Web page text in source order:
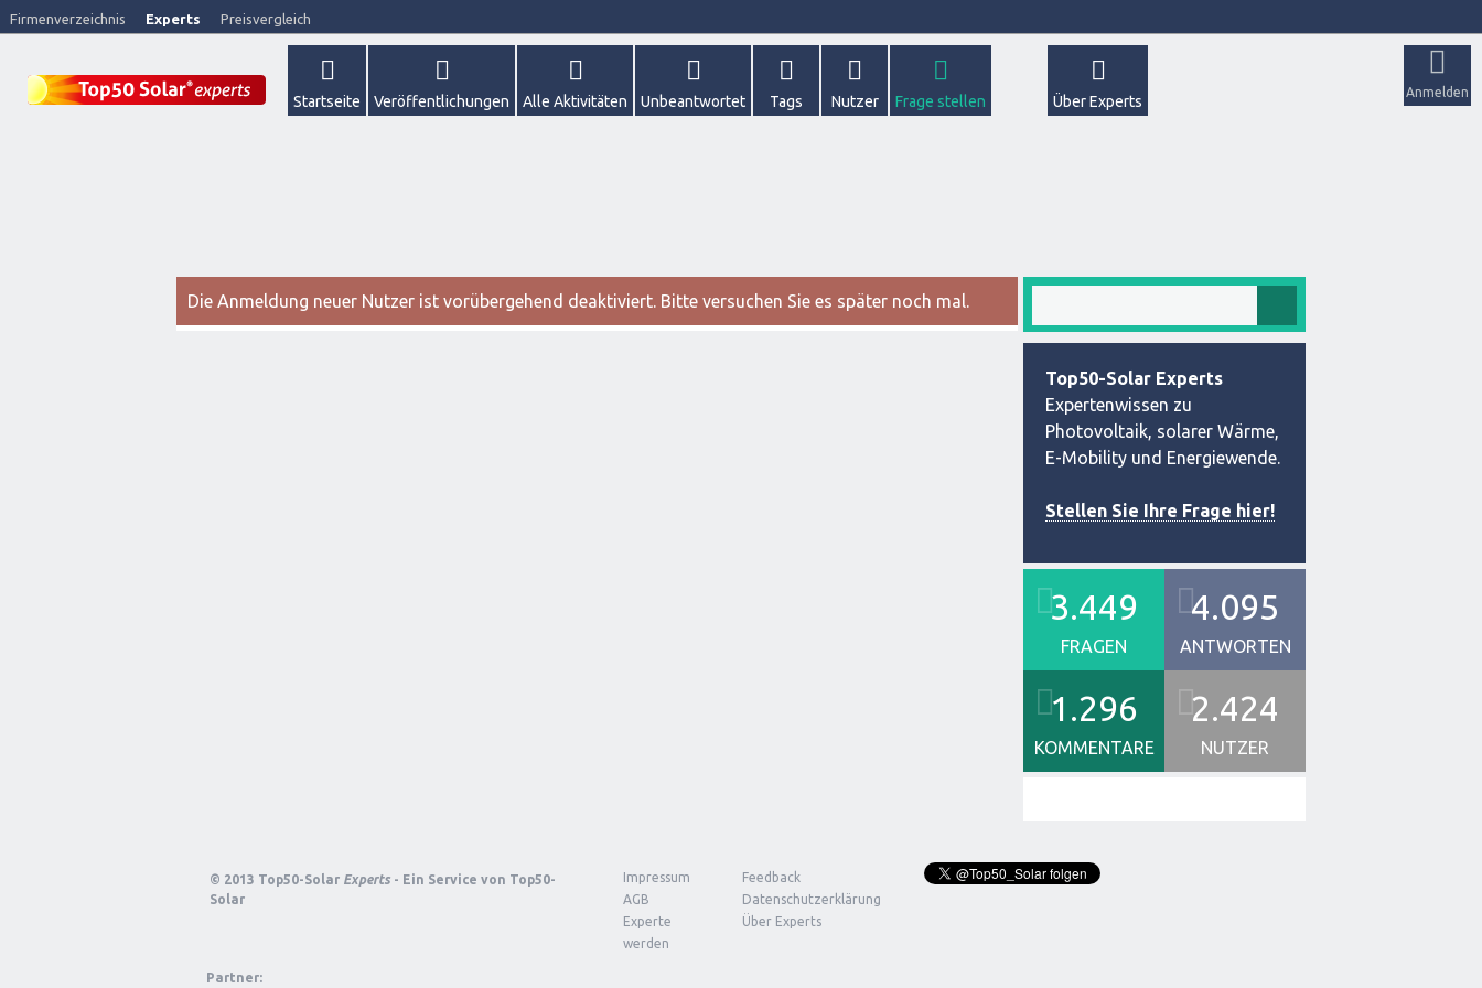
Firmenverzeichnis Experts Preisvergleich
Anmelden
Startseite Veröffentlichungen Alle Aktivitäten Unbeantwortet Tags Nutzer Frage stellen Über Experts
Die Anmeldung neuer Nutzer ist vorübergehend deaktiviert. Bitte versuchen Sie es später noch mal.
Top50-Solar Experts
Expertenwissen zu
Photovoltaik, solarer Wärme,
E-Mobility und Energiewende.
Stellen Sie Ihre Frage hier!
3.449
FRAGEN
4.095
ANTWORTEN
1.296
KOMMENTARE
2.424
NUTZER
© 2013 Top50-Solar Experts - Ein Service von Top50-
Solar
Impressum
Feedback
AGB
Datenschutzerklärung
Experte
werden
Über Experts
Partner: